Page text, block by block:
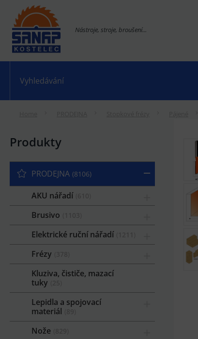
Nástroje, stroje, broušení...
Produkty
PRODEJNA 8106
AKU nářadí
Brusivo
Elektrické ruční nářadí
Frézy
Kluziva, čističe, mazací
tuky
Lepidla a spojovací
materiál
Nože